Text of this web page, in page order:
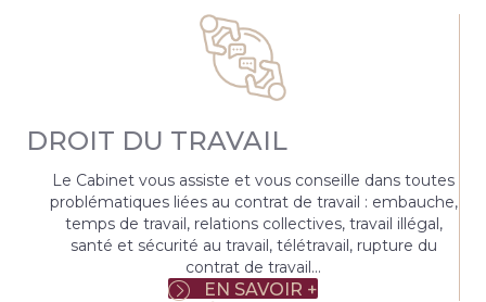
DROIT DU TRAVAIL
Le Cabinet vous assiste et vous conseille dans toutes
problématiques liées au contrat de travail : embauche,
temps de travail, relations collectives, travail illégal,
santé et sécurité au travail, télétravail, rupture du
contrat de travail...
EN SAVOIR +